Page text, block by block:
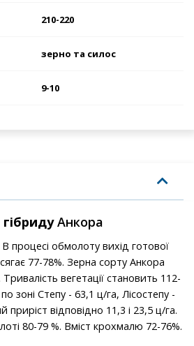
210-220
зерно та силос
9-10
Анкора
процесі обмолоту вихід готової
77-78%. Зерна сорту Анкора
вегетації становить 112-
зоні Степу - 63,1 ц/га, Лісостепу -
приріст відповідно 11,3 і 23,5 ц/га.
80-79 %. Вміст крохмалю 72-76%.